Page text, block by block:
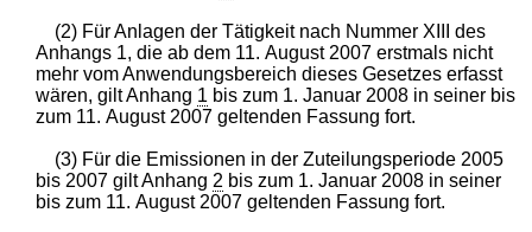
(2) Für Anlagen der Tätigkeit nach Nummer XIII des
Anhangs 1, die ab dem 11. August 2007 erstmals nicht
mehr vom Anwendungsbereich dieses Gesetzes erfasst
wären, gilt Anhang 1 bis zum 1. Januar 2008 in seiner bis
zum 11. August 2007 geltenden Fassung fort.
(3) Für die Emissionen in der Zuteilungsperiode 2005
bis 2007 gilt Anhang 2 bis zum 1. Januar 2008 in seiner
bis zum 11. August 2007 geltenden Fassung fort.